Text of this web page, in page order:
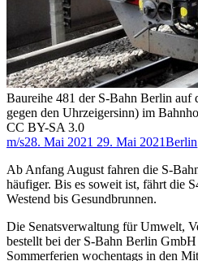
Baureihe 481 der S-Bahn Berlin auf
gegen den Uhrzeigersinn) im
CC BY-SA 3.0
m/s28. Mai 2021 29. Mai 2021Berlin
Ab Anfang August fahren die S-
häufiger. Bis es soweit ist, fährt die
Westend bis Gesundbrunnen.
Die Senatsverwaltung für Umwelt,
bestellt bei der S-Bahn Berlin
Sommerferien wochentags in den